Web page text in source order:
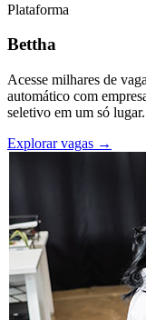
Plataforma
Bettha
Acesse milhares de
automático com
seletivo em um só lugar.
Explorar vagas →